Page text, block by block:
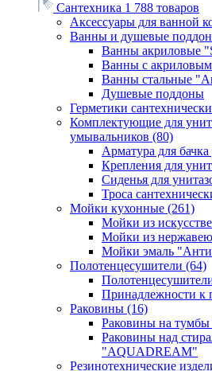
Сантехника 1 788 товаров
Аксессуары для ванной
Ванны и душевые
Ванны акриловые
Ванны с
Ванны стальные
Душевые поддоны
Герметики
Комплектующие для
умывальников (80)
Арматура для бачка
Крепления для
Сиденья для
Троса
Мойки кухонные (261)
Мойки из
Мойки из
Мойки эмаль
Полотенцесушители (64)
Принадлежности к
Раковины (16)
Раковины на
Раковины над
"AQUADREAM"
Резинотехнические